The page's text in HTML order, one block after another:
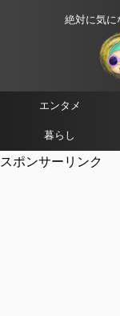
絶対に気に
エンタメ
暮らし
スポンサーリンク